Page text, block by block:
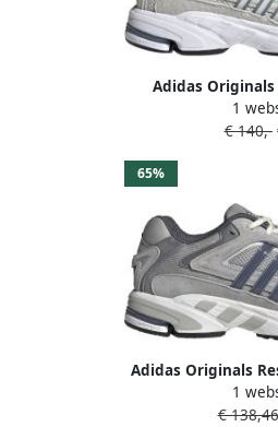
Adidas Originals
Sneaker Fashion
grau maat: 38
1
€ 140,-
65%
Adidas Originals
Fashion sneakers
grey four crystal
1
€ 138,46